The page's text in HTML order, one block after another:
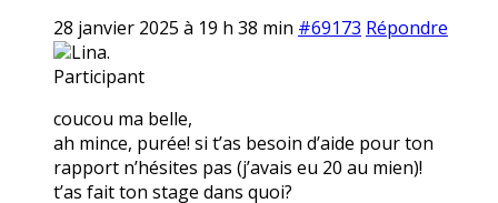
28 janvier 2025 à 19 h 38 min #69173 Répondre
Lina.
Participant
coucou ma belle,
ah mince, purée! si t’as besoin d’aide pour ton
rapport n’hésites pas (j’avais eu 20 au mien)!
t’as fait ton stage dans quoi?